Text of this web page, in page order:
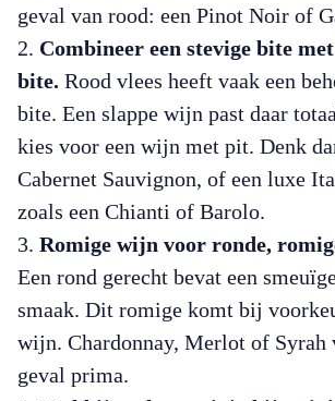
geval van rood: een Pinot Noir of
Combineer een stevige bite
bite. Rood vlees heeft vaak een
bite. Een slappe wijn past daar
kies voor een wijn met pit. Denk
Cabernet Sauvignon, of een luxe
zoals een Chianti of Barolo.
Romige wijn voor ronde,
Een rond gerecht bevat een
smaak. Dit romige komt bij
wijn. Chardonnay, Merlot of Syrah
geval prima.